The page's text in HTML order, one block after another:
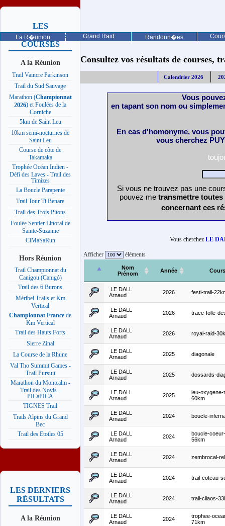
La R�union Grand Raid Randonn�es
LES
PROCHAINES
COURSES
A la Réunion
Trail Vaincre Parkinson
Trail du Sud Sauvage
Marathon (Championnat
2026) et Foulées de la
Corniche
5km de Saint Leu
10km semi-nocturnes de
Saint Leu
Course de côte de
Takamaka
Trophée Océan Indien -
Défi des Laves - Trail des
Timizes
La Boucle Parapente
Trail Tour Ti Benare
Trail des Trois Pitons
Foulée Sentier Littoral de
Sainte-Suzanne
CiMaSaRun
Hors Réunion
Trail Championnat du
Canigou (Canigó)
Trail des 6 Burons
Méribel Trails et Km
Vertical
Championnat France de
Km Vertical
Trail des Hauts Forts
Sierre Zinal
La Course de la Rhune
Val Tho Summit Games -
Trail Pursuit
Marathon du Montcalm -
Trail des Novis -
PICaPICA
TIGNES Trail
Trails Alpins du Grand
Bec
Trail des Etoiles 05
LES DERNIERS
RÉSULTATS
A la Réunion
Consultez vos résultats de courses,
Calendrier 2026
Vous
en tapant son nom ou
En cas d'homonyme, vous
vous cherchez
Si vous ne trouvez pas une
pouvez me transmettre
concernant ces
Vous cherchez LE
Afficher éléments
Nom
Prénom
Année
LE DALL
Arnaud
2026 festi-trail-
LE DALL
Arnaud
2026 trace-folle-
LE DALL
Arnaud
2026 royal-raid-
LE DALL
Arnaud
2025 diagonale
LE DALL
Arnaud
2025 dossards-
LE DALL
Arnaud
2025
leu-oxygene-
60km
LE DALL
Arnaud
2024 boucle-
LE DALL
Arnaud
2024
boucle-
56km
LE DALL
Arnaud
2024 zembrocal-
LE DALL
Arnaud
2024 trail-coteau-
LE DALL
Arnaud
2024 trail-cilaos-
LE DALL
Arnaud
2024
trophee-
71km